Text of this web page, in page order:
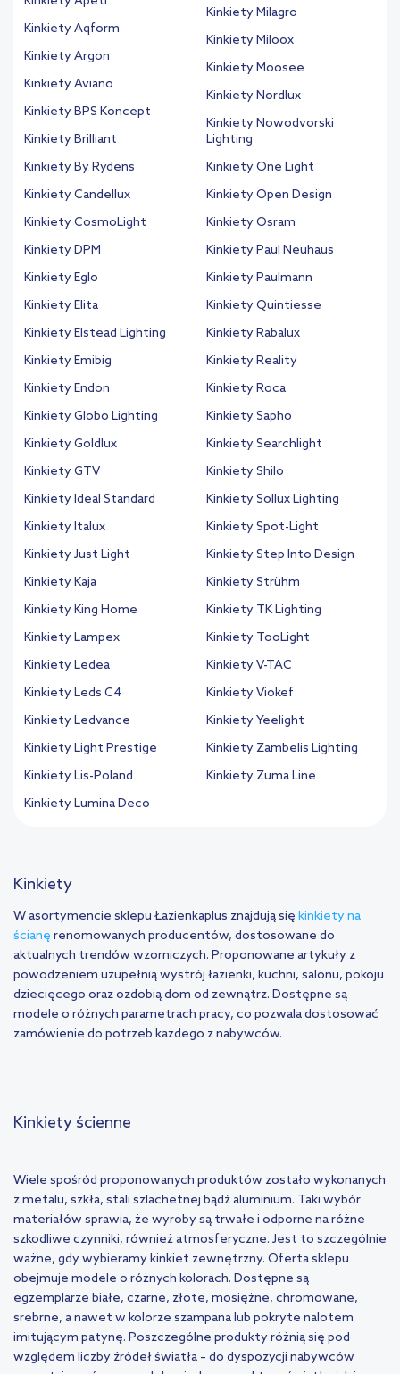
Kinkiety Aqform
Kinkiety Argon
Kinkiety Aviano
Kinkiety BPS Koncept
Kinkiety Brilliant
Kinkiety By Rydens
Kinkiety Candellux
Kinkiety CosmoLight
Kinkiety DPM
Kinkiety Eglo
Kinkiety Elita
Kinkiety Elstead Lighting
Kinkiety Emibig
Kinkiety Endon
Kinkiety Globo Lighting
Kinkiety Goldlux
Kinkiety GTV
Kinkiety Ideal Standard
Kinkiety Italux
Kinkiety Just Light
Kinkiety Kaja
Kinkiety King Home
Kinkiety Lampex
Kinkiety Ledea
Kinkiety Leds C4
Kinkiety Ledvance
Kinkiety Light Prestige
Kinkiety Lis-Poland
Kinkiety Lumina Deco
Kinkiety Milagro
Kinkiety Miloox
Kinkiety Moosee
Kinkiety Nordlux
Kinkiety Nowodvorski
Lighting
Kinkiety One Light
Kinkiety Open Design
Kinkiety Osram
Kinkiety Paul Neuhaus
Kinkiety Paulmann
Kinkiety Quintiesse
Kinkiety Rabalux
Kinkiety Reality
Kinkiety Roca
Kinkiety Sapho
Kinkiety Searchlight
Kinkiety Shilo
Kinkiety Sollux Lighting
Kinkiety Spot-Light
Kinkiety Step Into Design
Kinkiety Strühm
Kinkiety TK Lighting
Kinkiety TooLight
Kinkiety V-TAC
Kinkiety Viokef
Kinkiety Yeelight
Kinkiety Zambelis Lighting
Kinkiety Zuma Line
Kinkiety
W asortymencie sklepu Łazienkaplus znajdują się kinkiety na
ścianę renomowanych producentów, dostosowane do
aktualnych trendów wzorniczych. Proponowane artykuły z
powodzeniem uzupełnią wystrój łazienki, kuchni, salonu, pokoju
dziecięcego oraz ozdobią dom od zewnątrz. Dostępne są
modele o różnych parametrach pracy, co pozwala dostosować
zamówienie do potrzeb każdego z nabywców.
Kinkiety ścienne
Wiele spośród proponowanych produktów zostało wykonanych
z metalu, szkła, stali szlachetnej bądź aluminium. Taki wybór
materiałów sprawia, że wyroby są trwałe i odporne na różne
szkodliwe czynniki, również atmosferyczne. Jest to szczególnie
ważne, gdy wybieramy kinkiet zewnętrzny. Oferta sklepu
obejmuje modele o różnych kolorach. Dostępne są
egzemplarze białe, czarne, złote, mosiężne, chromowane,
srebrne, a nawet w kolorze szampana lub pokryte nalotem
imitującym patynę. Poszczególne produkty różnią się pod
względem liczby źródeł światła – do dyspozycji nabywców